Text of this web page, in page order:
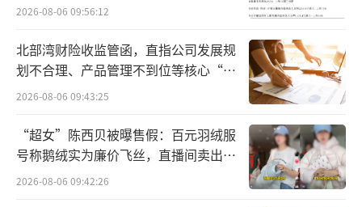
2023年3月23日，格力地产再度发布公告
显示，该笔交易价格降为89.78亿元，交易价格
升至5.38元/股；同时，公司拟向不超过35名投
资者发起定增，募资额提升至不超过70亿元。
2023年7月，格力地产涉嫌信披违法，导致
收购进度再受影响。2023年11月27日，公司再
度启动收购事项。
2026-08-06 09:56:12
北部湾财险收监管函，直指公司发展规
划不合理、产品管理不到位等核心“痛
点”
2026-08-06 09:43:25
“超女”陈西贝被曝售假：百元羽绒服
号称鹅绒实为廉价飞丝，直播间卖出超
百万元
2026-08-06 09:42:26